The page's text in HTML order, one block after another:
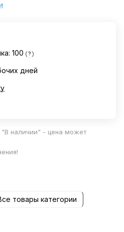
100 ?
дней
"В наличии" - цена может
товары категории